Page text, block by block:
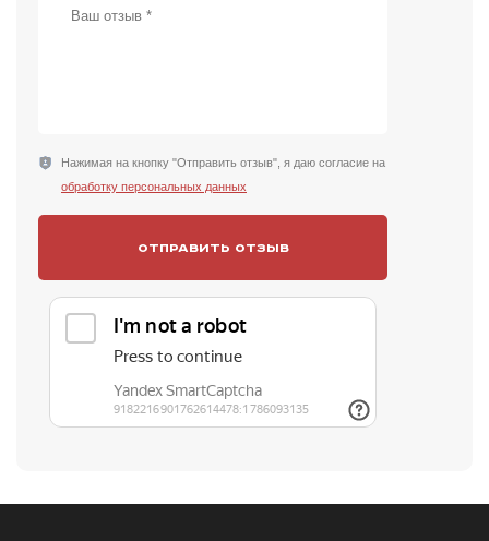
Нажимая на кнопку "Отправить отзыв", я даю согласие на
обработку персональных данных